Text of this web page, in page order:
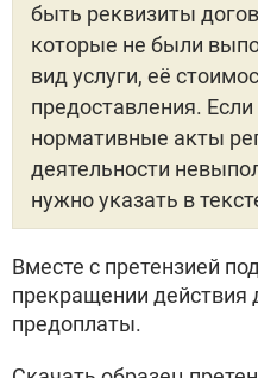
быть реквизиты
которые не были
вид услуги, её
предоставления.
нормативные акты
деятельности
нужно указать в
Вместе с претензией
прекращении действия
предоплаты.